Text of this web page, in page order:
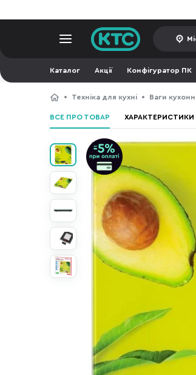
Каталог Акції Конфігуратор ПК
Техніка для кухні Ваги
ВСЕ ПРО ТОВАР ХАРАКТЕРИСТИКИ